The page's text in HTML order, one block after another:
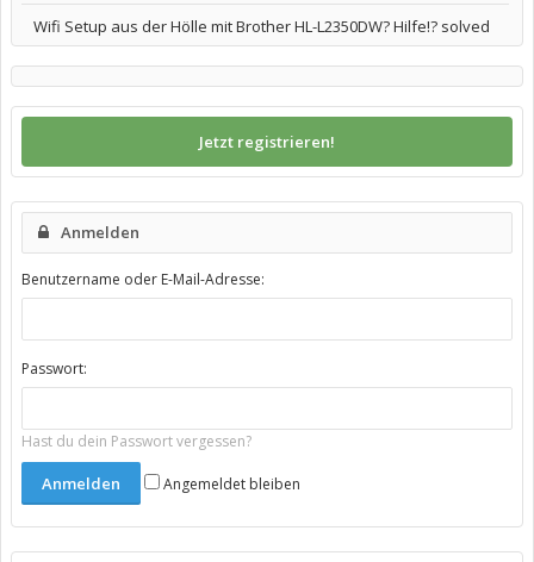
Wifi Setup aus der Hölle mit Brother HL-L2350DW? Hilfe!? solved
Jetzt registrieren!
Anmelden
Benutzername oder E-Mail-Adresse:
Passwort:
Hast du dein Passwort vergessen?
Angemeldet bleiben